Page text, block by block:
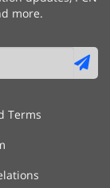
more.
Terms